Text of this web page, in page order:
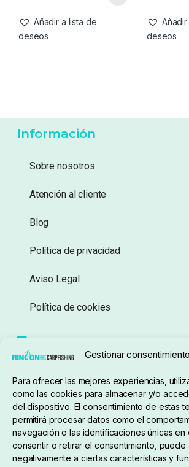
Gestionar consentimiento
Para ofrecer las mejores experiencias,
como las cookies para almacenar y/o
del dispositivo. El consentimiento de estas
permitirá procesar datos como el
navegación o las identificaciones únicas en
consentir o retirar el consentimiento, puede
negativamente a ciertas características y
Añadir a lista de
deseos
deseos
Información
Sobre nosotros
Atención al cliente
Blog
Política de privacidad
Aviso Legal
Política de cookies